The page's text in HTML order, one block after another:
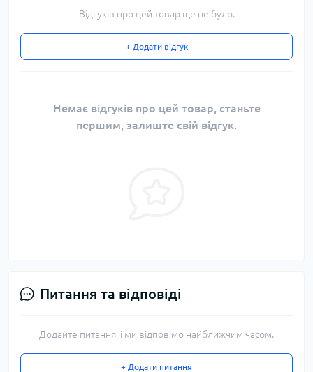
Відгуків про цей товар ще не було.
+ Додати відгук
Немає відгуків про цей товар, станьте
першим, залиште свій відгук.
Питання та відповіді
Додайте питання, і ми відповімо найближчим часом.
+ Додати питання